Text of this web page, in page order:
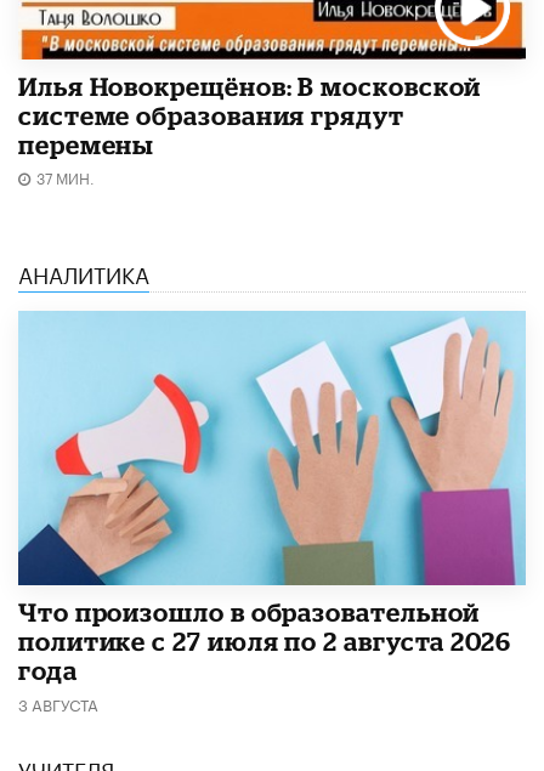
Илья Новокрещёнов: В московской
системе образования грядут
перемены
37 МИН.
АНАЛИТИКА
​Что произошло в образовательной
политике с 27 июля по 2 августа 2026
года
3 АВГУСТА